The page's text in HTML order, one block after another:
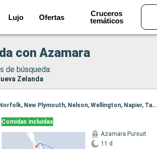
Lujo Ofertas
Cruceros
temáticos
con Azamara
de búsqueda:
Zelanda
Itinerario : Auckland, Bay of Island, Isla de Norfolk, New Plymouth, Nelson, Wellington, Napier, Tauranga, Auckland
Comidas incluidas
Azamara Pursuit
11 d